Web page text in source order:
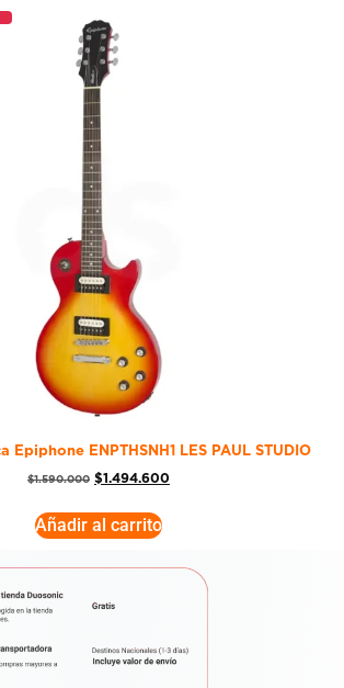
Epiphone ENPTHSNH1 LES PAUL STUDIO
$1.590.000 $1.494.600
Añadir al carrito